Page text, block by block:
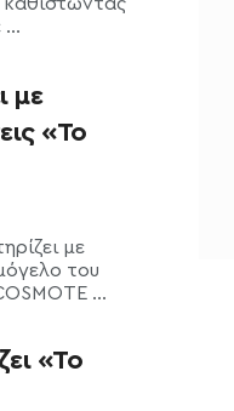
...
με
«Το
με
του
...
«Το